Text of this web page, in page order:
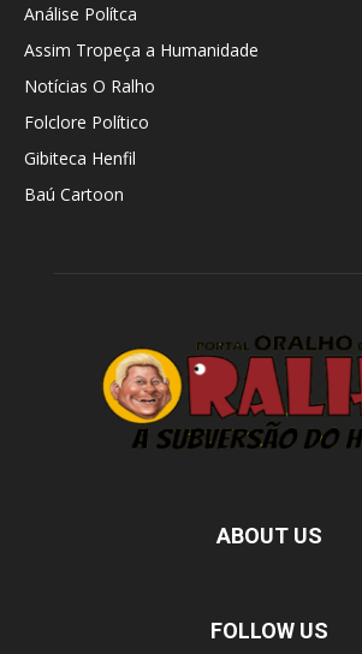
Análise Polítca
Assim Tropeça a Humanidade
Notícias O Ralho
Folclore Político
Gibiteca Henfil
Baú Cartoon
ABOUT US
FOLLOW US